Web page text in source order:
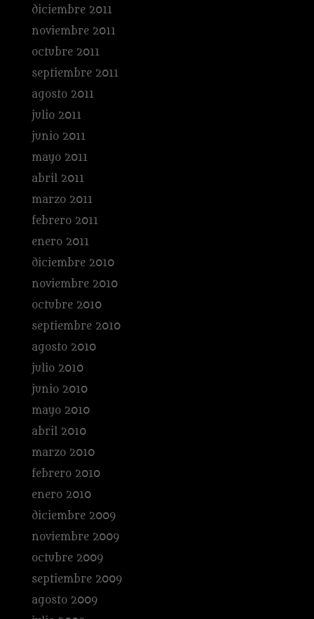
diciembre 2011
noviembre 2011
octubre 2011
septiembre 2011
agosto 2011
julio 2011
junio 2011
mayo 2011
abril 2011
marzo 2011
febrero 2011
enero 2011
diciembre 2010
noviembre 2010
octubre 2010
septiembre 2010
agosto 2010
julio 2010
junio 2010
mayo 2010
abril 2010
marzo 2010
febrero 2010
enero 2010
diciembre 2009
noviembre 2009
octubre 2009
septiembre 2009
agosto 2009